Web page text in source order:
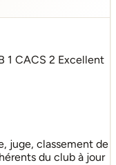
1 CACS 2 Excellent
juge, classement de
du club à jour